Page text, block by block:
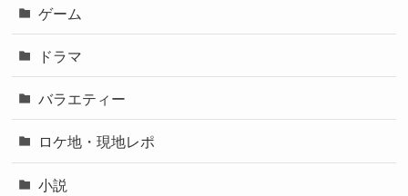
ゲーム
ドラマ
バラエティー
ロケ地・現地レポ
小説